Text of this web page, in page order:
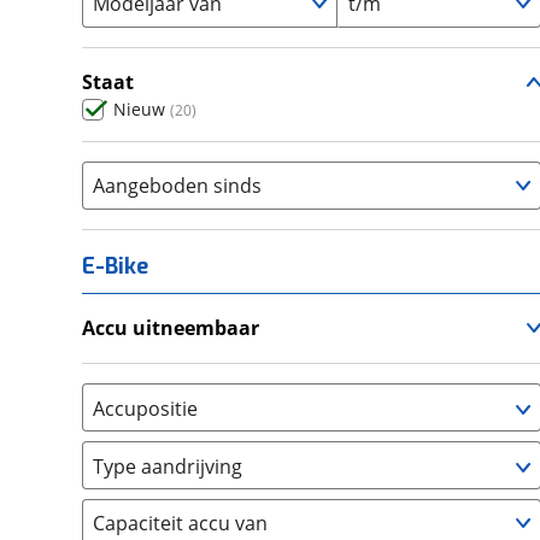
Staat
Nieuw (20)
Aangeboden sinds
E-Bike
Accu uitneembaar
Nee, vast (0)
Accupositie
Bagagedrager (0)
Frame (0 )
Vloer (0
Type aandrijving
Achterwiel (0)
Capaciteit accu van